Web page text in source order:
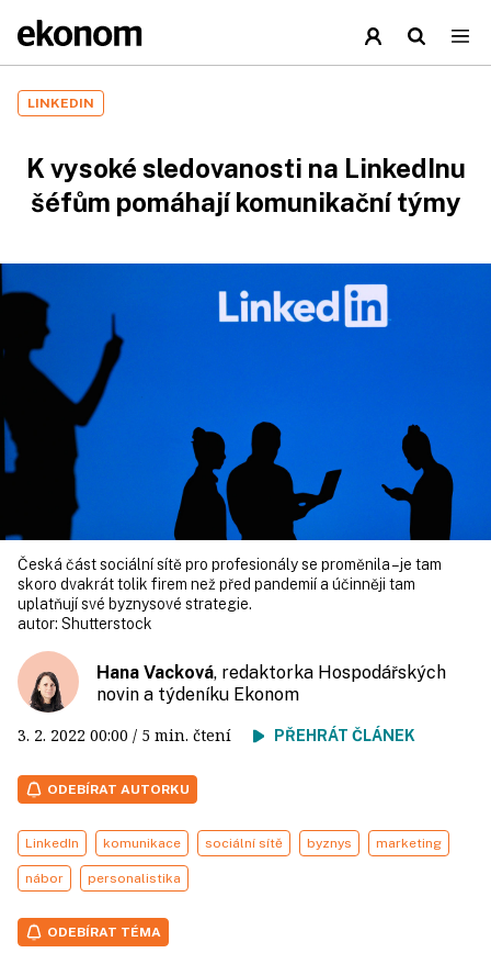
LINKEDIN
K vysoké sledovanosti na LinkedInu
šéfům pomáhají komunikační týmy
Česká část sociální sítě pro profesionály se proměnila – je tam
skoro dvakrát tolik firem než před pandemií a účinněji tam
uplatňují své byznysové strategie.
autor: Shutterstock
Hana Vacková, redaktorka Hospodářských
novin a týdeníku Ekonom
3. 2. 2022 00:00 / 5 min. čtení PŘEHRÁT ČLÁNEK
ODEBÍRAT AUTORKU
LinkedIn komunikace sociální sítě byznys marketing
nábor personalistika
ODEBÍRAT TÉMA